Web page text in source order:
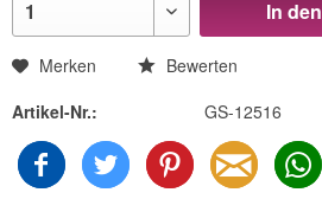
In den
Merken
Bewerten
Artikel-Nr.:
GS-12516